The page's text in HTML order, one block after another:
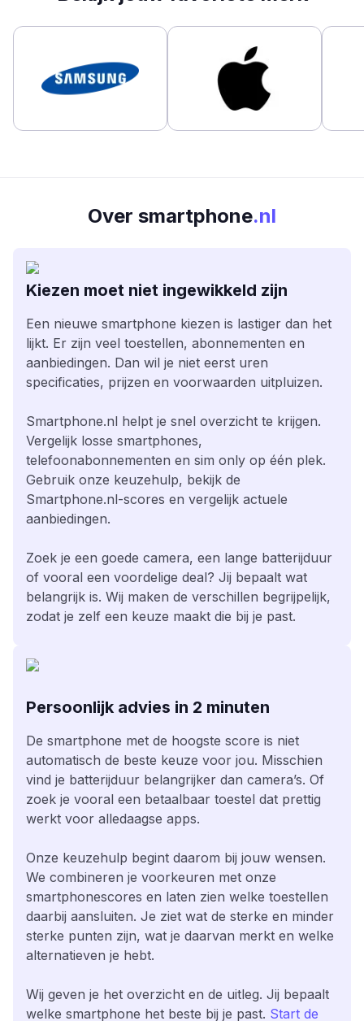
Over smartphone.nl
Kiezen moet niet ingewikkeld zijn
Een nieuwe smartphone kiezen is lastiger dan het
lijkt. Er zijn veel toestellen, abonnementen en
aanbiedingen. Dan wil je niet eerst uren
specificaties, prijzen en voorwaarden uitpluizen.
Smartphone.nl helpt je snel overzicht te krijgen.
Vergelijk losse smartphones,
telefoonabonnementen en sim only op één plek.
Gebruik onze keuzehulp, bekijk de
Smartphone.nl-scores en vergelijk actuele
aanbiedingen.
Zoek je een goede camera, een lange batterijduur
of vooral een voordelige deal? Jij bepaalt wat
belangrijk is. Wij maken de verschillen begrijpelijk,
zodat je zelf een keuze maakt die bij je past.
Persoonlijk advies in 2 minuten
De smartphone met de hoogste score is niet
automatisch de beste keuze voor jou. Misschien
vind je batterijduur belangrijker dan camera’s. Of
zoek je vooral een betaalbaar toestel dat prettig
werkt voor alledaagse apps.
Onze keuzehulp begint daarom bij jouw wensen.
We combineren je voorkeuren met onze
smartphonescores en laten zien welke toestellen
daarbij aansluiten. Je ziet wat de sterke en minder
sterke punten zijn, wat je daarvan merkt en welke
alternatieven je hebt.
Wij geven je het overzicht en de uitleg. Jij bepaalt
welke smartphone het beste bij je past. Start de